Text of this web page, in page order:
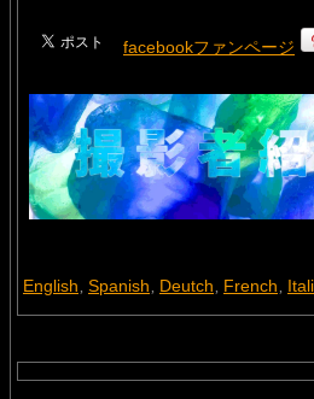
facebookファンページ
English, Spanish, Deutch, French,